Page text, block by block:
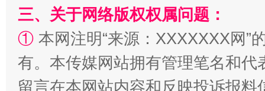
解纷+调解+退费，一次搞定
三、关于网络版权权属问题：
① 本网注明“来源：XXXXXXX网”
有。本传媒网站拥有管理笔名和
留言在本网站内容和反映投诉报